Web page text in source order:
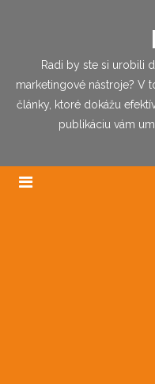
Radi by ste si urobili
marketingové nástroje? V
články, ktoré dokážu
publikáciu vám